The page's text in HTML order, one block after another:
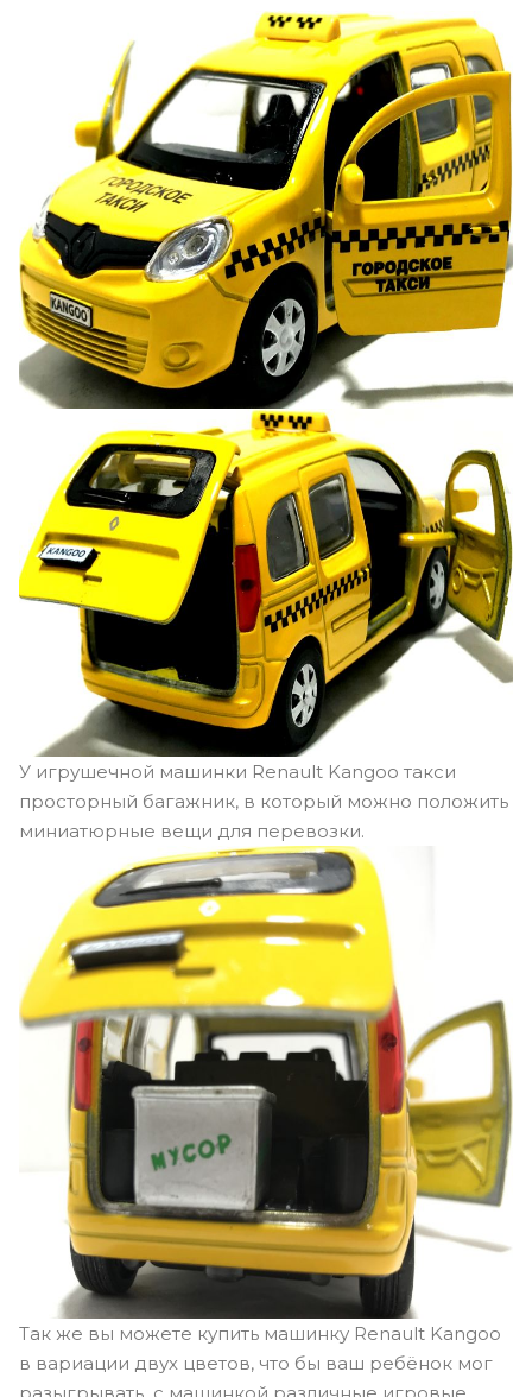
У игрушечной машинки Renault Kangoo такси
просторный багажник, в который можно положить
миниатюрные вещи для перевозки.
Так же вы можете купить машинку Renault Kangoo
в вариации двух цветов, что бы ваш ребёнок мог